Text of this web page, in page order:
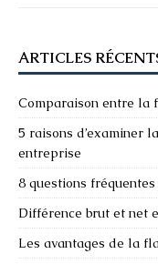
ARTICLES
Comparaison entre la
5 raisons d’examiner
entreprise
8 questions
Différence brut et net
Les avantages de la